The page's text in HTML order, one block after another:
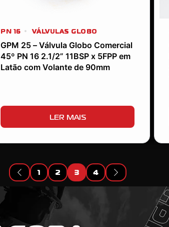
PN 16 VÁLVULAS GLOBO
GPM 25 – Válvula Globo Comercial
45º PN 16 2.1/2” 11BSP x 5FPP em
Latão com Volante de 90mm
LER MAIS
1 2 3 4